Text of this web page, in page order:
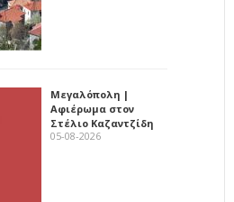
Μεγαλόπολη |
Αφιέρωμα στον
Στέλιο Καζαντζίδη
05-08-2026